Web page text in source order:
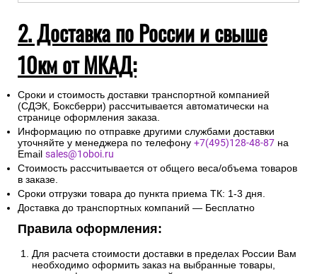
2. Доставка по России и свыше
10км от МКАД:
Сроки и стоимость доставки транспортной компанией
(СДЭК, Боксберри) рассчитывается автоматически на
странице оформления заказа.
Информацию по отправке другими службами доставки
уточняйте у менеджера по телефону +7(495)128-48-87 на
Email sales@1oboi.ru
Стоимость рассчитывается от общего веса/объема товаров
в заказе.
Сроки отгрузки товара до пункта приема ТК: 1-3 дня.
Доставка до транспортных компаний — Бесплатно
Правила оформления:
Для расчета стоимости доставки в пределах России Вам
необходимо оформить заказ на выбранные товары,